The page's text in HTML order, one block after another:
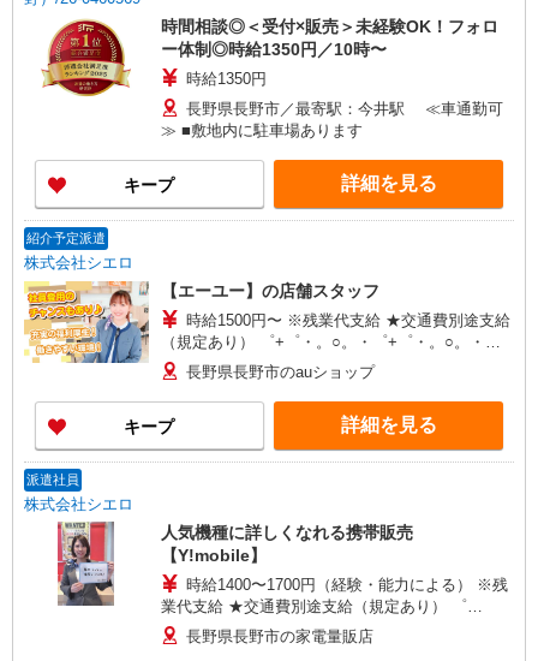
時間相談◎＜受付×販売＞未経験OK！フォロ
ー体制◎時給1350円／10時〜
時給1350円
長野県長野市／最寄駅：今井駅 ≪車通勤可
≫ ■敷地内に駐車場あります
キープ 詳細を見る
紹介予定派遣
株式会社シエロ
【エーユー】の店舗スタッフ
時給1500円〜 ※残業代支給 ★交通費別途支給
（規定あり） ゜+゜・。○。・゜+゜・。○。・゜
+゜ 入社祝い金10万円支給(規定有) お友達を紹介
頂くと, インセンティブ支給(規定有) ★月2回払
い・週払い可能（規程有）★ ゜・。○。・゜
+゜・。○。・゜+゜
長野県長野市のauショップ
キープ 詳細を見る
派遣社員
株式会社シエロ
人気機種に詳しくなれる携帯販売
【Y!mobile】
時給1400〜1700円（経験・能力による） ※残
業代支給 ★交通費別途支給（規定あり） ゜
+゜・。○。・゜+゜・。○。・゜+゜ 入社祝い金10
万円支給(規定有) お友達を紹介頂くと, インセンテ
長野県長野市の家電量販店